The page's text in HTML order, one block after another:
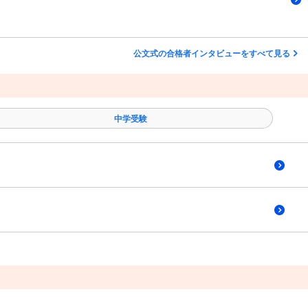
公文式の合格者インタビューをすべて見る
中学受験